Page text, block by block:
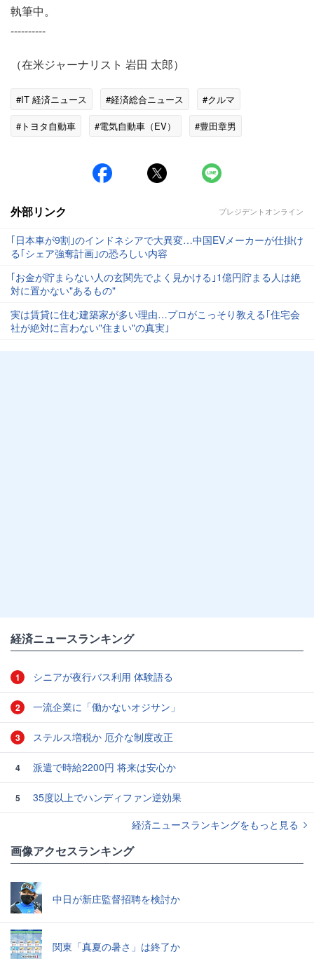
執筆中。
----------
（在米ジャーナリスト 岩田 太郎）
#IT 経済ニュース #経済総合ニュース
#クルマ
#トヨタ自動車
#電気自動車（EV） #豊田章男
外部リンク プレジデントオンライン
｢日本車が9割｣のインドネシアで大異変…中国EVメーカーが仕掛け
る｢シェア強奪計画｣の恐ろしい内容
｢お金が貯まらない人の玄関先でよく見かける｣1億円貯まる人は絶
対に置かない"あるもの"
実は賃貸に住む建築家が多い理由…プロがこっそり教える｢住宅会
社が絶対に言わない"住まい"の真実｣
経済ニュースランキング
1 シニアが夜行バス利用 体験語る
2 一流企業に「働かないオジサン」
3 ステルス増税か 厄介な制度改正
4 派遣で時給2200円 将来は安心か
5
35度以上でハンディファン逆効果
経済ニュースランキングをもっと見る
画像アクセスランキング
中日が新庄監督招聘を検討か
関東「真夏の暑さ」は終了か